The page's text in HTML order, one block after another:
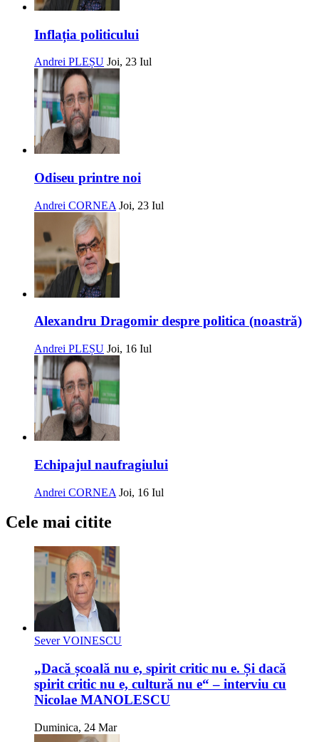
Inflația politicului
Andrei PLEȘU Joi, 23 Iul
Odiseu printre noi
Andrei CORNEA Joi, 23 Iul
Alexandru Dragomir despre politica (noastră)
Andrei PLEȘU Joi, 16 Iul
Echipajul naufragiului
Andrei CORNEA Joi, 16 Iul
Cele mai citite
Sever VOINESCU
„Dacă școală nu e, spirit critic nu e. Și dacă
spirit critic nu e, cultură nu e“ – interviu cu
Nicolae MANOLESCU
Duminica, 24 Mar